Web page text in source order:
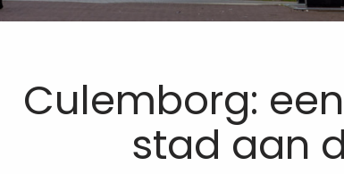
Culemborg:
stad aan